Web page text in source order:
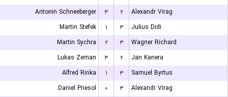
Antonin Schneeberger
۳ ۲
Alexandr Virag
Martin Stefek
۱ ۳
Julius Didi
Martin Sychra
۲ ۳
Wagner Richard
Lukas Zeman
۳ ۲
Jan Kanera
Alfred Rinka
۱ ۳
Samuel Byrtus
Daniel Priesol
۰ ۳
Alexandr Virag